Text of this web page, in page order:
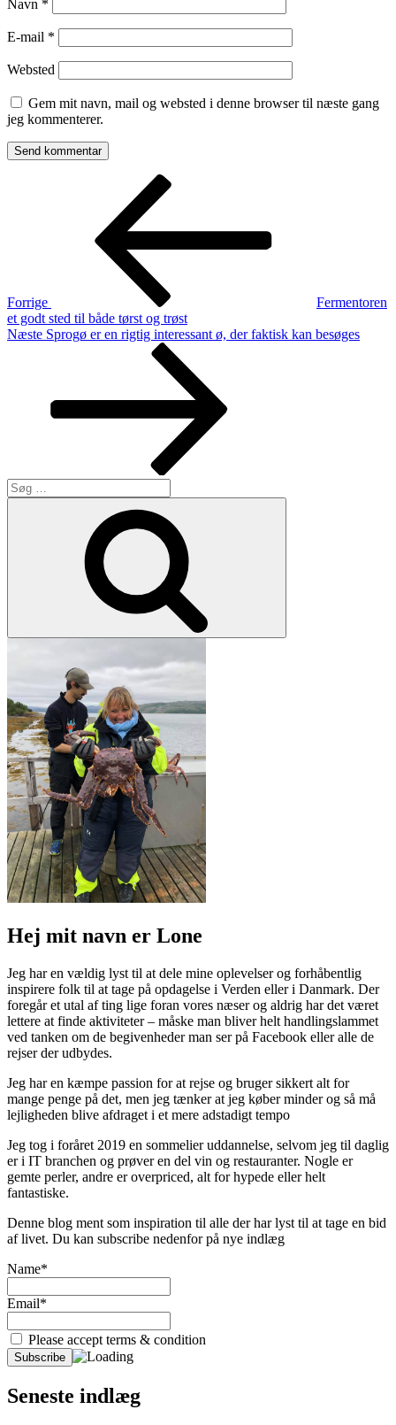
Navn *
E-mail *
Websted
Gem mit navn, mail og websted i denne browser til næste gang
jeg kommenterer.
Indlægsnavigation
Forrige
Fermentoren
et godt sted til både tørst og trøst
Næste
Næste Sprogø er en rigtig interessant ø, der faktisk kan besøges
Søg
efter:
Hej mit navn er Lone
Jeg har en vældig lyst til at dele mine oplevelser og forhåbentlig
inspirere folk til at tage på opdagelse i Verden eller i Danmark. Der
foregår et utal af ting lige foran vores næser og aldrig har det været
lettere at finde aktiviteter – måske man bliver helt handlingslammet
ved tanken om de begivenheder man ser på Facebook eller alle de
rejser der udbydes.
Jeg har en kæmpe passion for at rejse og bruger sikkert alt for
mange penge på det, men jeg tænker at jeg køber minder og så må
lejligheden blive afdraget i et mere adstadigt tempo
Jeg tog i foråret 2019 en sommelier uddannelse, selvom jeg til daglig
er i IT branchen og prøver en del vin og restauranter. Nogle er
gemte perler, andre er overpriced, alt for hypede eller helt
fantastiske.
Denne blog ment som inspiration til alle der har lyst til at tage en bid
af livet. Du kan subscribe nedenfor på nye indlæg
Name*
Email*
Please accept terms & condition
Seneste indlæg